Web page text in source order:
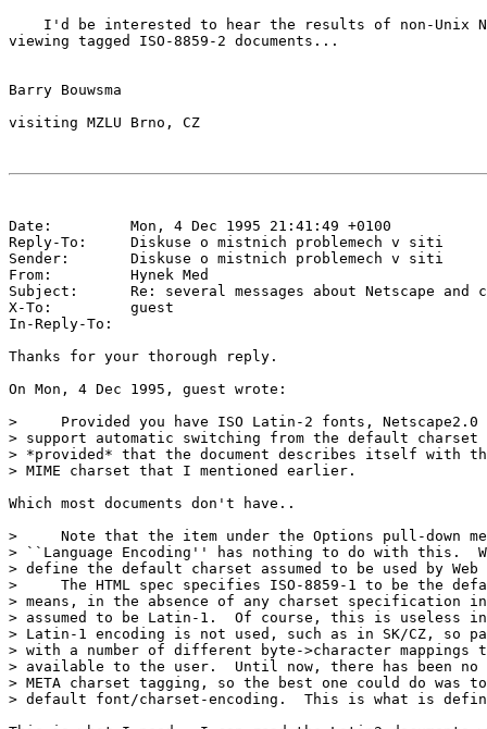
I'd be interested to hear the results of non-Unix
viewing tagged ISO-8859-2 documents...
Date:         Mon, 4 Dec 1995 21:41:49 +0100
Reply-To:     Diskuse o mistnich problemech v siti
Sender:       Diskuse o mistnich problemech v siti
From:         Hynek Med
Subject:      Re: several messages about Netscape and
X-To:         guest
In-Reply-To:
Thanks for your thorough reply.
On Mon, 4 Dec 1995, guest wrote:
>     Provided you have ISO Latin-2 fonts,
> support automatic switching from the default
> *provided* that the document describes itself with
> MIME charset that I mentioned earlier.
Which most documents don't have..
>     Note that the item under the Options pull-down
> ``Language Encoding'' has nothing to do with this.
> define the default charset assumed to be used by Web
>     The HTML spec specifies ISO-8859-1 to be the
> means, in the absence of any charset specification
> assumed to be Latin-1.  Of course, this is useless in
> Latin-1 encoding is not used, such as in SK/CZ, so
> with a number of different byte->character mappings
> available to the user.  Until now, there has been
> META charset tagging, so the best one could do was
> default font/charset-encoding.  This is what is